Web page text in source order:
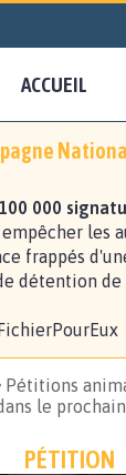
ACCUEIL
100 000
les
frappés
détention de
Pétitions
le
PÉTITION